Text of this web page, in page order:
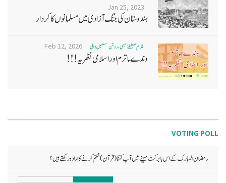
Jan 25, 2023
ہندوستان کی جنگ آزادی میں مسلمانوں کا کردار
غلام مصطفےٰ نعیمی، روشن مستقبل دہلی Feb 12, 2026
وندے ماترم اور اسلامی نظریہ!!!
VOTING POLL
رمضان المبارک کے اس بابرکت مہینے میں آپ کتنا (قرآن) ختم کرنے کا ارادہ رکھتے ہیں؟